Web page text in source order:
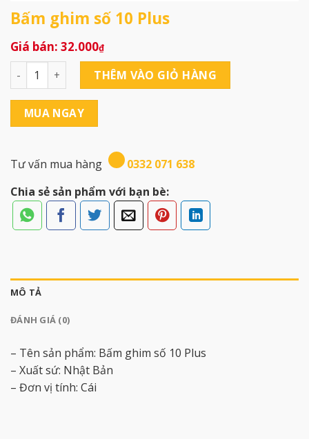
Bấm ghim số 10 Plus
32.000₫
Bấm ghim số 10 Plus số lượng
THÊM VÀO GIỎ HÀNG
MUA NGAY
Tư vấn mua hàng
0332 071 638
Chia sẻ sản phẩm với bạn bè:
MÔ TẢ
ĐÁNH GIÁ (0)
– Tên sản phẩm: Bấm ghim số 10 Plus
– Xuất sứ: Nhật Bản
– Đơn vị tính: Cái